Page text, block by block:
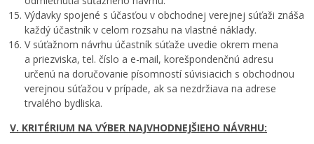
Výdavky spojené s účasťou v obchodnej verejnej súťaži znáša
každý účastník v celom rozsahu na vlastné náklady.
V súťažnom návrhu účastník súťaže uvedie okrem mena
a priezviska, tel. číslo a e-mail, korešpondenčnú adresu
určenú na doručovanie písomností súvisiacich s obchodnou
verejnou súťažou v prípade, ak sa nezdržiava na adrese
trvalého bydliska.
V. KRITÉRIUM NA VÝBER NAJVHODNEJŠIEHO NÁVRHU: